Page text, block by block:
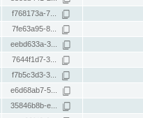
f768173a-7...
7fe63a95-8...
eebd633a-3...
7644f1d7-3...
f7b5c3d3-3...
e6d68ab7-5...
35846b8b-e...